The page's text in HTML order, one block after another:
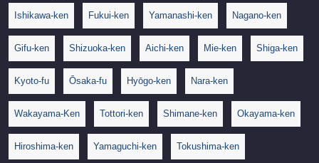
Ishikawa-ken Fukui-ken Yamanashi-ken Nagano-ken
Gifu-ken Shizuoka-ken Aichi-ken Mie-ken Shiga-ken
Kyoto-fu Ōsaka-fu Hyōgo-ken Nara-ken
Wakayama-Ken Tottori-ken Shimane-ken Okayama-ken
Hiroshima-ken Yamaguchi-ken Tokushima-ken